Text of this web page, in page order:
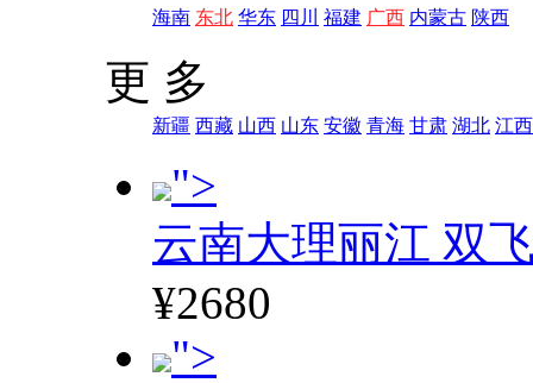
海南 东北 华东 四川 福建 广西 内蒙古 陕西
更 多
新疆 西藏 山西 山东 安徽 青海 甘肃 湖北 江西
">
云南大理丽江 双
¥2680
">